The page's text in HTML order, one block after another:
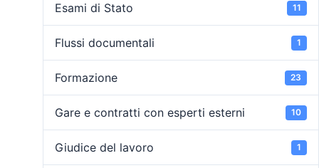
Esami di Stato 11
Flussi documentali 1
Formazione 23
Gare e contratti con esperti esterni 10
Giudice del lavoro 1